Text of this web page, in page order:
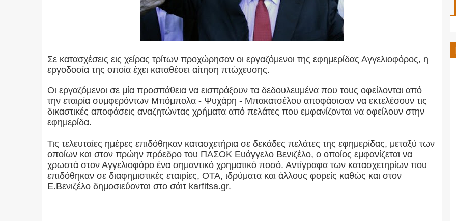
Σε κατασχέσεις εις χείρας τρίτων προχώρησαν οι εργαζόμενοι της εφημερίδας Αγγελιοφόρος, η
εργοδοσία της οποία έχει καταθέσει αίτηση πτώχευσης.
Οι εργαζόμενοι σε μία προσπάθεια να εισπράξουν τα δεδουλευμένα που τους οφείλονται από
την εταιρία συμφερόντων Μπόμπολα - Ψυχάρη - Μπακατσέλου αποφάσισαν να εκτελέσουν τις
δικαστικές αποφάσεις αναζητώντας χρήματα από πελάτες που εμφανίζονται να οφείλουν στην
εφημερίδα.
Τις τελευταίες ημέρες επιδόθηκαν κατασχετήρια σε δεκάδες πελάτες της εφημερίδας, μεταξύ των
οποίων και στον πρώην πρόεδρο του ΠΑΣΟΚ Ευάγγελο Βενιζέλο, ο οποίος εμφανίζεται να
χρωστά στον Αγγελιοφόρο ένα σημαντικό χρηματικό ποσό. Αντίγραφα των κατασχετηρίων που
επιδόθηκαν σε διαφημιστικές εταιρίες, ΟΤΑ, ιδρύματα και άλλους φορείς καθώς και στον
Ε.Βενιζέλο δημοσιεύονται στο σάιτ karfitsa.gr.